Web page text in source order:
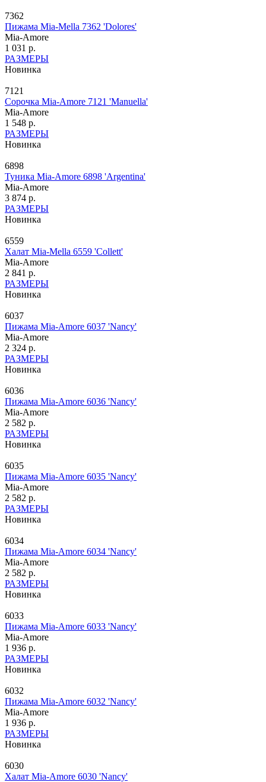
7362
Пижама Mia-Mella 7362 'Dolores'
Mia-Amore
1 031 р.
РАЗМЕРЫ
Новинка
7121
Сорочка Mia-Amore 7121 'Manuella'
Mia-Amore
1 548 р.
РАЗМЕРЫ
Новинка
6898
Туника Mia-Amore 6898 'Argentina'
Mia-Amore
3 874 р.
РАЗМЕРЫ
Новинка
6559
Халат Mia-Mella 6559 'Collett'
Mia-Amore
2 841 р.
РАЗМЕРЫ
Новинка
6037
Пижама Mia-Amore 6037 'Nancy'
Mia-Amore
2 324 р.
РАЗМЕРЫ
Новинка
6036
Пижама Mia-Amore 6036 'Nancy'
Mia-Amore
2 582 р.
РАЗМЕРЫ
Новинка
6035
Пижама Mia-Amore 6035 'Nancy'
Mia-Amore
2 582 р.
РАЗМЕРЫ
Новинка
6034
Пижама Mia-Amore 6034 'Nancy'
Mia-Amore
2 582 р.
РАЗМЕРЫ
Новинка
6033
Пижама Mia-Amore 6033 'Nancy'
Mia-Amore
1 936 р.
РАЗМЕРЫ
Новинка
6032
Пижама Mia-Amore 6032 'Nancy'
Mia-Amore
1 936 р.
РАЗМЕРЫ
Новинка
6030
Халат Mia-Amore 6030 'Nancy'